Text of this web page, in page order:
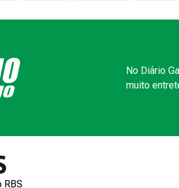
No Diário
muito
RBS